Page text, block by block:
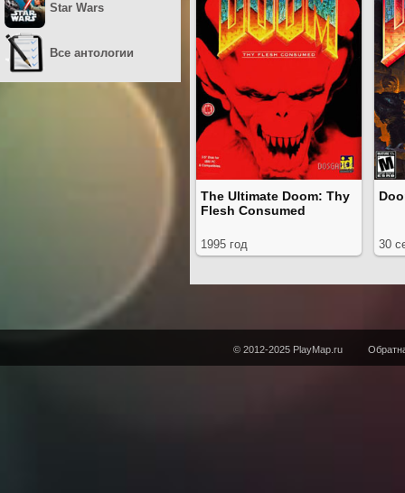
The Ultimate Doom: Thy
Flesh Consumed
1995 год 30
Star Wars
Все антологии
© 2012-2025 PlayMap.ru